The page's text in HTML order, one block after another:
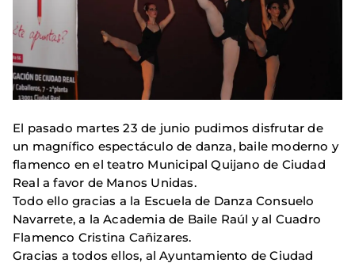
El pasado martes 23 de junio pudimos disfrutar de
un magnífico espectáculo de danza, baile moderno y
flamenco en el teatro Municipal Quijano de Ciudad
Real a favor de Manos Unidas.
Todo ello gracias a la Escuela de Danza Consuelo
Navarrete, a la Academia de Baile Raúl y al Cuadro
Flamenco Cristina Cañizares.
Gracias a todos ellos, al Ayuntamiento de Ciudad